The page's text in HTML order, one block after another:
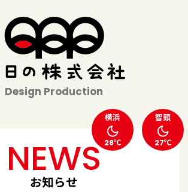
Design Production
横浜
28℃
智頭
27℃
NEWS
お知らせ